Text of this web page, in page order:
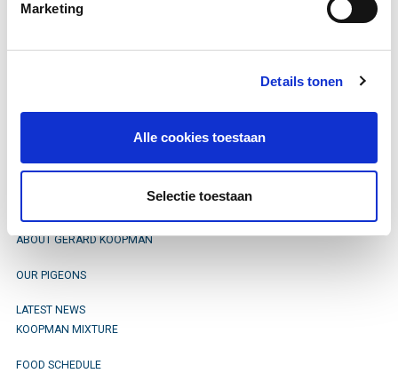
Marketing
Details tonen
Alle cookies toestaan
Selectie toestaan
You can find her on bandnumber
ABOUT GERARD KOOPMAN
OUR PIGEONS
LATEST NEWS
KOOPMAN MIXTURE
FOOD SCHEDULE